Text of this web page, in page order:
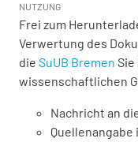
NUTZUNG
Frei zum
Verwertung des
die SuUB Bremen Sie
wissenschaftlichen
Nachricht an